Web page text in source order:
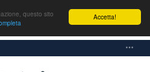
Accetta!
questo sito